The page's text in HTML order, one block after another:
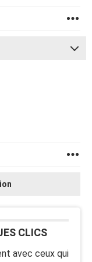
CLICS
avec ceux qui